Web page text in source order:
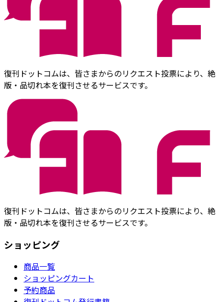
復刊ドットコムは、皆さまからのリクエスト投票により、絶
版・品切れ本を復刊させるサービスです。
復刊ドットコムは、皆さまからのリクエスト投票により、絶
版・品切れ本を復刊させるサービスです。
ショッピング
商品一覧
ショッピングカート
予約商品